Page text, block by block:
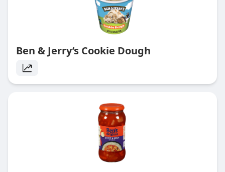
Ben & Jerry’s Cookie Dough